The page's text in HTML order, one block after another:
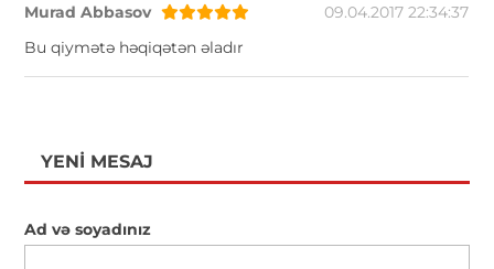
Murad Abbasov
09.04.2017 22:34:37
Bu qiymətə həqiqətən əladır
YENI MESAJ
Ad və soyadınız